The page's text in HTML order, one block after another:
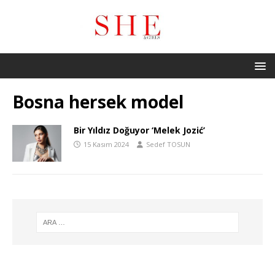
Bosna hersek model
Bir Yıldız Doğuyor ‘Melek Jozić’
15 Kasım 2024 Sedef TOSUN